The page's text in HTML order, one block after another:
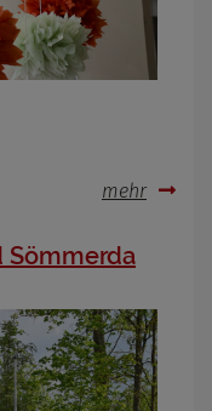
mehr
Sömmerda